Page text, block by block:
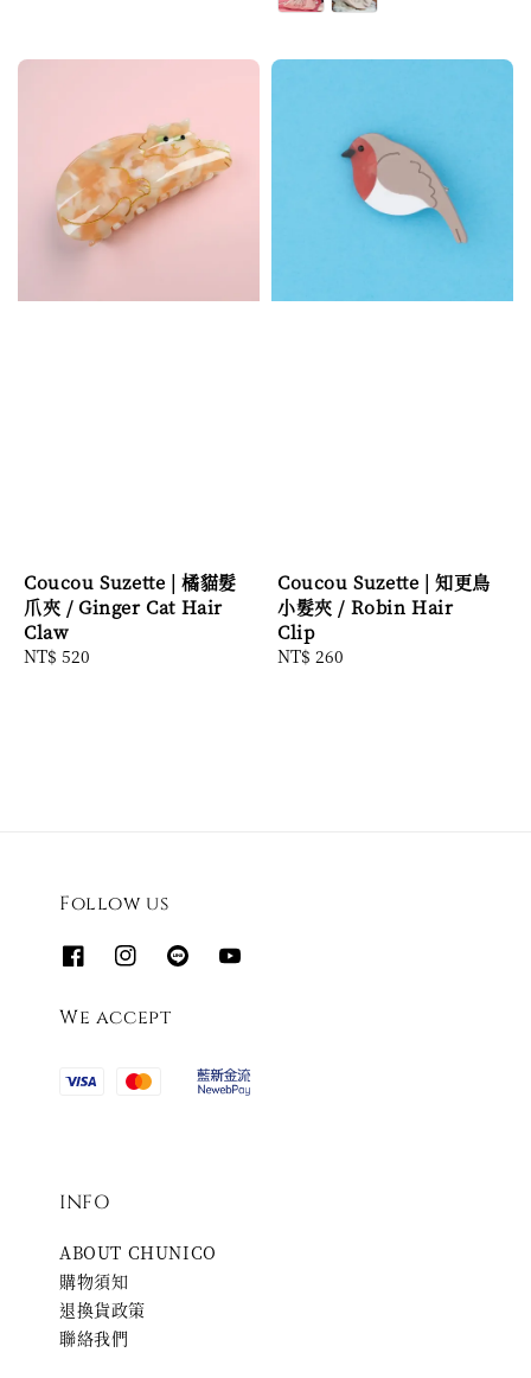
Coucou Suzette | 橘貓髮
爪夾 / Ginger Cat Hair
Claw
Regular
NT$ 520
Coucou Suzette | 知更鳥
小髮夾 / Robin Hair
Clip
Regular
NT$ 260
Follow us
We accept
INFO
ABOUT CHUNICO
購物須知
退換貨政策
聯絡我們